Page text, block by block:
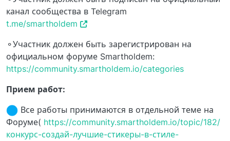
канал сообщества в Telegram
t.me/smartholdem
⚬Участник должен быть зарегистрирован на
официальном форуме Smartholdem:
https://community.smartholdem.io/categories
Прием работ:
Все работы принимаются в отдельной теме на
Форуме( https://community.smartholdem.io/topic/182/
конкурс-создай-лучшие-стикеры-в-стиле-